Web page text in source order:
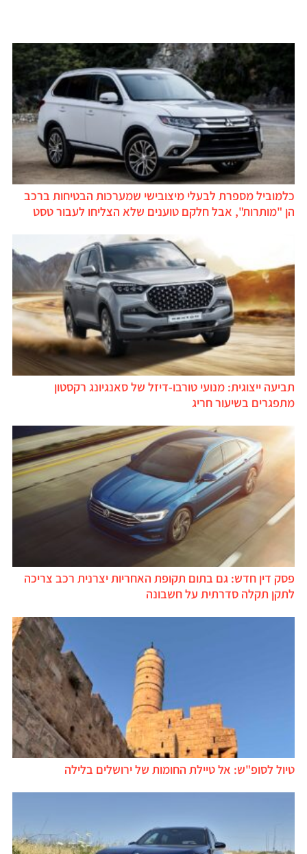
כלמוביל מספרת לבעלי מיצובישי שמערכות הבטיחות ברכב
הן "מותרות", אבל חלקם טוענים שלא הצליחו לעבור טסט
תביעה ייצוגית: מנועי טורבו-דיזל של סאנגיונג רקסטון
מתפגרים בשיעור חריג
פסק דין חדש: גם בתום תקופת האחריות יצרנית רכב צריכה
לתקן תקלה סדרתית על חשבונה
טיול לסופ"ש: אל טיילת החומות של ירושלים בלילה